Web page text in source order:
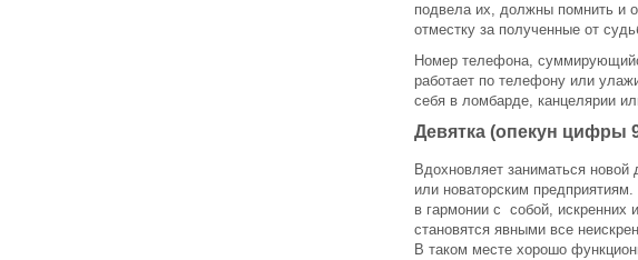
подвела их, должны помнить и
отместку за полученные от
Номер телефона,
работает по телефону или
себя в ломбарде, канцелярии
Девятка (опекун цифры
Вдохновляет заниматься
или новаторским
в гармонии с собой,
становятся явными все
В таком месте хорошо